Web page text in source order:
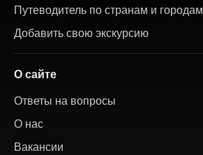
Путеводитель по странам и городам
Добавить свою экскурсию
О сайте
Ответы на вопросы
О нас
Вакансии